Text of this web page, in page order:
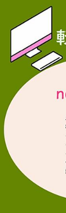
ロマンツェ
セカンドシーズン
園
・デュオ
ファー
スF 虚空歌姫 〜